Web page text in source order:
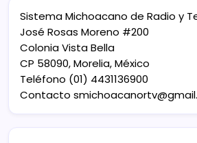
Sistema Michoacano de Radio y
José Rosas Moreno #200
Colonia Vista Bella
CP 58090, Morelia, México
Teléfono (01) 4431136900
Contacto